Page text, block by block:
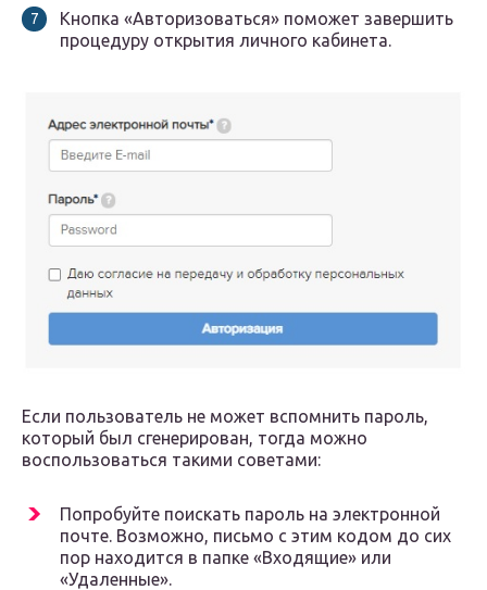
Кнопка «Авторизоваться» поможет завершить
процедуру открытия личного кабинета.
Если пользователь не может вспомнить пароль,
который был сгенерирован, тогда можно
воспользоваться такими советами:
Попробуйте поискать пароль на электронной
почте. Возможно, письмо с этим кодом до сих
пор находится в папке «Входящие» или
«Удаленные».